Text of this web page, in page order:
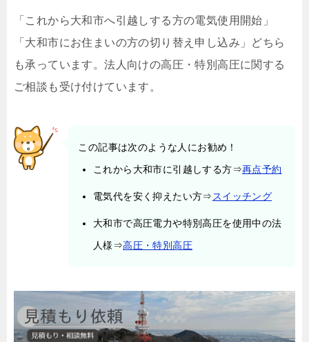
「これから大和市へ引越しする方の電気使用開始」
「大和市にお住まいの方の切り替え申し込み」どちら
も承っています。法人向けの高圧・特別高圧に関する
ご相談も受け付けています。
この記事は次のような人にお勧め！
これから大和市に引越しする方⇒再点予約
電気代を安く抑えたい方⇒ スイッチング
大和市で高圧電力や特別高圧を使用中の法
人様⇒高圧・特別高圧